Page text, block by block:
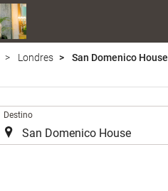
Londres San Domenico House
Destino